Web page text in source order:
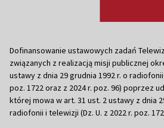
Dofinansowanie ustawowych zadań
związanych z realizacją misji publicznej
ustawy z dnia 29 grudnia 1992 r. o
poz. 1722 oraz z 2024 r. poz. 96) poprzez
której mowa w art. 31 ust. 2 ustawy z dnia
radiofonii i telewizji (Dz. U. z 2022 r. poz.